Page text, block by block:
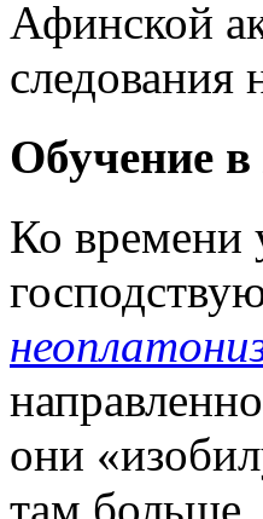
Афинской
следования
Обучение
Ко времени
они